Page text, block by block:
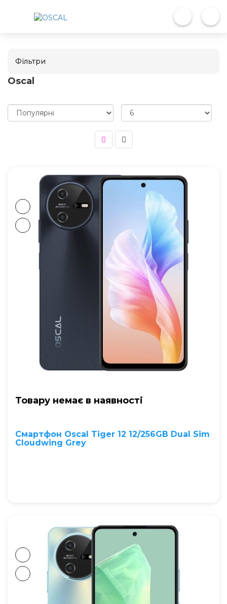
Фільтри
Oscal
Товару немає в наявностi
Смартфон Oscal Tiger 12 12/256GB Dual Sim
Cloudwing Grey